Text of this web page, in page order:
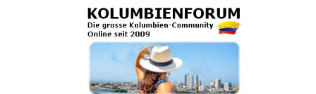
Kolumbienforum - Das
grosse Forum der
Freunde Kolumbiens
Reisen, Auswandern, Kultur, Politik, Geschichte und Visum in Kolumbien und Venezuela.
Austausch, Erfahrungen und Gemeinschaft im Kolumbienforum